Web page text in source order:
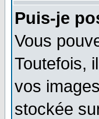
Puis-je
Vous
Toutefois,
vos
stockée